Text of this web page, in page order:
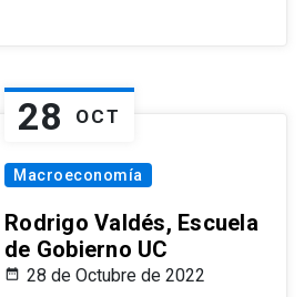
28 OCT
Macroeconomía
Rodrigo Valdés, Escuela
de Gobierno UC
28 de Octubre de 2022